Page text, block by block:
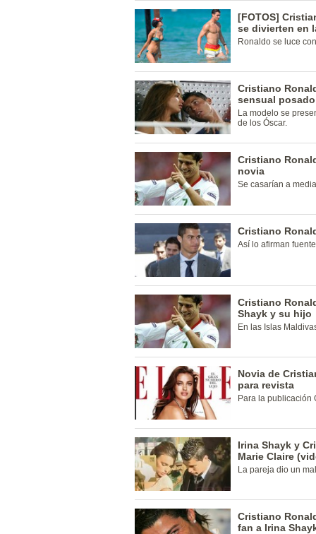
[FOTOS]
se divierten en
Ronaldo se luce
Cristiano
sensual posado
La modelo se
de los Óscar.
Cristiano
novia
Se casarían a
Cristiano
Así lo afirman
Cristiano
Shayk y su hijo
En las Islas
Novia de
para revista
Para la publicación
Irina Shayk y
Marie Claire
La pareja dio un
Cristiano
fan a Irina